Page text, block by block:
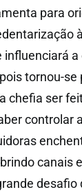
para
influenciará
tornou-
chefia ser
controlar
canais
desafio